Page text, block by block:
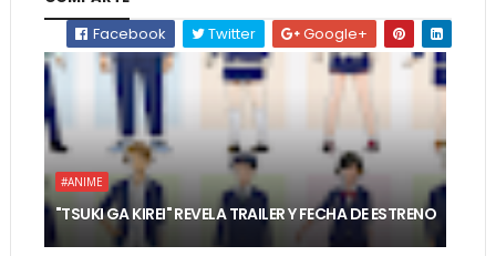
Facebook
Twitter Google+
#ANIME
"TSUKI GA KIREI" REVELA TRAILER Y FECHA DE ESTRENO